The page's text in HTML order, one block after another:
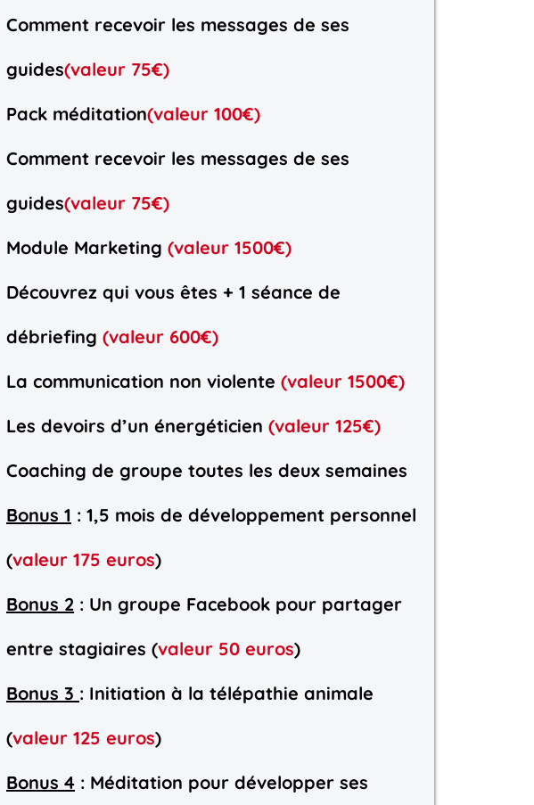
Comment recevoir les messages de ses
guides(valeur 75€)
Pack méditation(valeur 100€)
Comment recevoir les messages de ses
guides(valeur 75€)
Module Marketing (valeur 1500€)
Découvrez qui vous êtes + 1 séance de
débriefing (valeur 600€)
La communication non violente (valeur 1500€)
Les devoirs d’un énergéticien (valeur 125€)
Coaching de groupe toutes les deux semaines
Bonus 1 : 1,5 mois de développement personnel
(valeur 175 euros)
Bonus 2 : Un groupe Facebook pour partager
entre stagiaires (valeur 50 euros)
Bonus 3 : Initiation à la télépathie animale
(valeur 125 euros)
Bonus 4 : Méditation pour développer ses